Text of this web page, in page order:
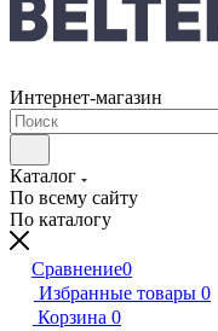
Интернет-магазин
Каталог
По всему сайту
По каталогу
Сравнение0
Избранные товары 0
Корзина 0